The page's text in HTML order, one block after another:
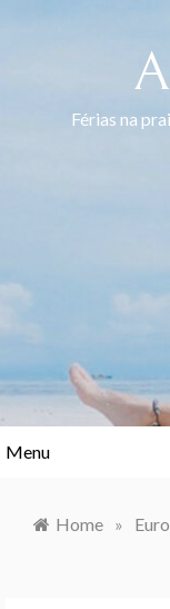
Férias na
Menu
Home »